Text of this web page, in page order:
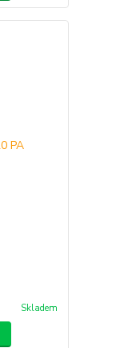
Skladem